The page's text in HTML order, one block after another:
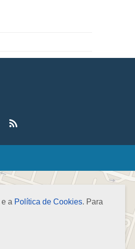
e a Política de Cookies. Para